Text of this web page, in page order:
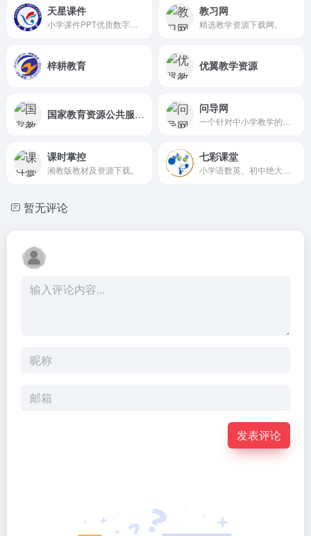
天星课件 教习网
精选教学资源下载网。
梓耕教育 优翼教学资源
国家教育资源公共服务平台 问导网
课时掌控
湘教版教材及资源下载。
七彩课堂
暂无评论
发表评论